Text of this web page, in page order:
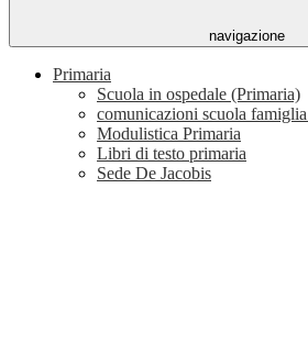
navigazione
Primaria
Scuola in ospedale (Primaria)
comunicazioni scuola
Modulistica Primaria
Libri di testo primaria
Sede De Jacobis